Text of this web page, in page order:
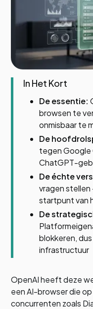
In Het Kort
De essentie:
browsen te
onmisbaar te
De
tegen Google
ChatGPT-
De échte
vragen
startpunt van
De
blokkeren,
infrastructuur
OpenAI heeft deze
een AI-browser die
concurrenten zoals